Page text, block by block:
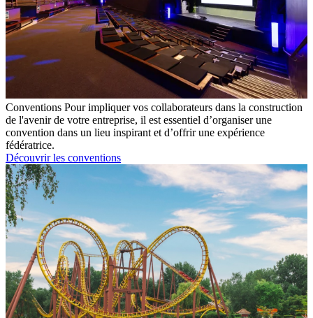
Conventions Pour impliquer vos collaborateurs dans la construction
de l'avenir de votre entreprise, il est essentiel d’organiser une
convention dans un lieu inspirant et d’offrir une expérience
fédératrice.
Découvrir les conventions